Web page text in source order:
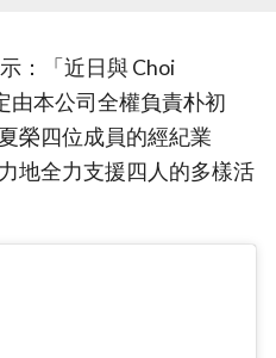
：「近日與 Choi
由本公司全權負責朴初
榮四位成員的經紀業
地全力支援四人的多樣活